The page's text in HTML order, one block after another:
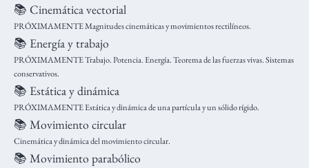
📚 Cinemática vectorial
PRÓXIMAMENTE Magnitudes cinemáticas y movimientos rectilíneos.
📚 Energía y trabajo
PRÓXIMAMENTE Trabajo. Potencia. Energía. Teorema de las fuerzas vivas. Sistemas
conservativos.
📚 Estática y dinámica
PRÓXIMAMENTE Estática y dinámica de una partícula y un sólido rígido.
📚 Movimiento circular
Cinemática y dinámica del movimiento circular.
📚 Movimiento parabólico